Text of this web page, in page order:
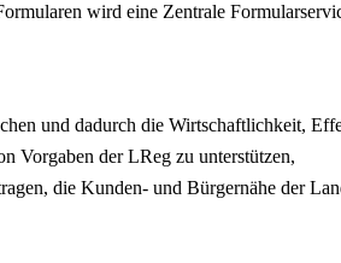
wird eine Zentrale
und dadurch die Wirtschaftlichkeit,
Vorgaben der LReg zu unterstützen,
die Kunden- und Bürgernähe der